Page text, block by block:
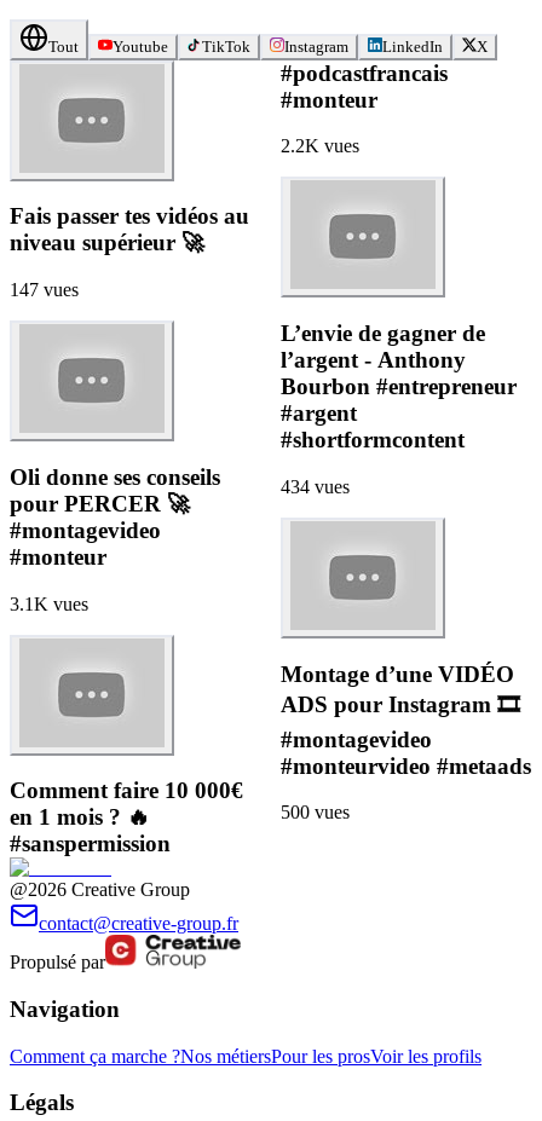
Tout Youtube TikTok Instagram LinkedIn X
Fais passer tes vidéos au
niveau supérieur 🚀
147 vues
Oli donne ses conseils
pour PERCER 🚀
#montagevideo
#monteur
3.1K vues
Comment faire 10 000€
en 1 mois ? 🔥
#sanspermission
#podcastfrancais
#monteur
2.2K vues
L’envie de gagner de
l’argent - Anthony
Bourbon #entrepreneur
#argent
#shortformcontent
434 vues
Montage d’une VIDÉO
ADS pour Instagram 🎞️
#montagevideo
#monteurvideo #metaads
500 vues
@2026 Creative Group
contact@creative-group.fr
Propulsé par
Navigation
Comment ça marche ?Nos métiersPour les prosVoir les profils
Légals